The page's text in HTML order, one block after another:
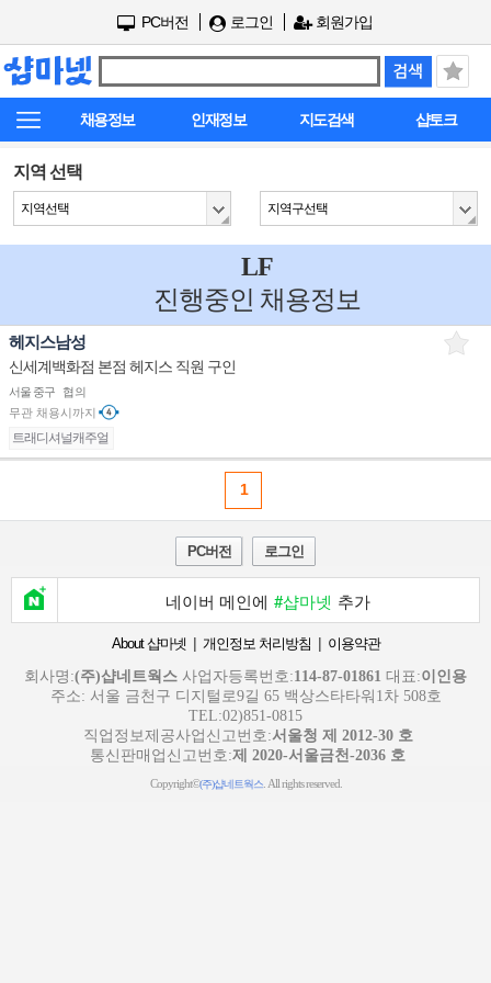
PC버전 로그인 회원가입
채용정보 인재정보 지도검색 샵토크
지역 선택
지역선택 지역구선택
LF
진행중인 채용정보
헤지스남성
신세계백화점 본점 헤지스 직원 구인
서울 중구
협의
무관 채용시까지
트래디셔널캐주얼
1
PC버전 로그인
네이버 메인에 #샵마넷 추가
About 샵마넷 | 개인정보 처리방침 | 이용약관
회사명:(주)샵네트웍스 사업자등록번호:114-87-01861 대표:이인용
주소: 서울 금천구 디지털로9길 65 백상스타타워1차 508호
TEL:02)851-0815
직업정보제공사업신고번호:서울청 제 2012-30 호
통신판매업신고번호:제 2020-서울금천-2036 호
Copyright©(주)샵네트웍스. All rights reserved.